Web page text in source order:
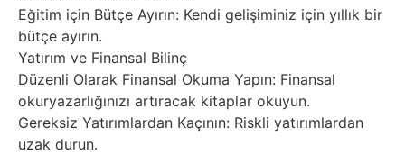
Eğitim için Bütçe Ayırın: Kendi gelişiminiz için yıllık bir
bütçe ayırın.
Yatırım ve Finansal Bilinç
Düzenli Olarak Finansal Okuma Yapın: Finansal
okuryazarlığınızı artıracak kitaplar okuyun.
Gereksiz Yatırımlardan Kaçının: Riskli yatırımlardan
uzak durun.